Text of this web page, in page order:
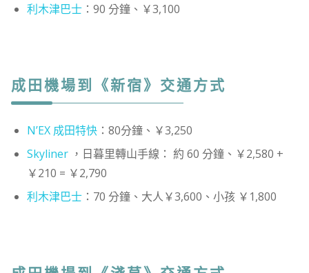
利木津巴士：90 分鐘、￥3,100
成田機場到《新宿》交通方式
N’EX 成田特快：80分鐘、￥3,250
Skyliner，日暮里轉山手線： 約 60 分鐘、￥2,580 +
￥210 = ￥2,790
利木津巴士：70 分鐘、大人￥3,600、小孩 ￥1,800